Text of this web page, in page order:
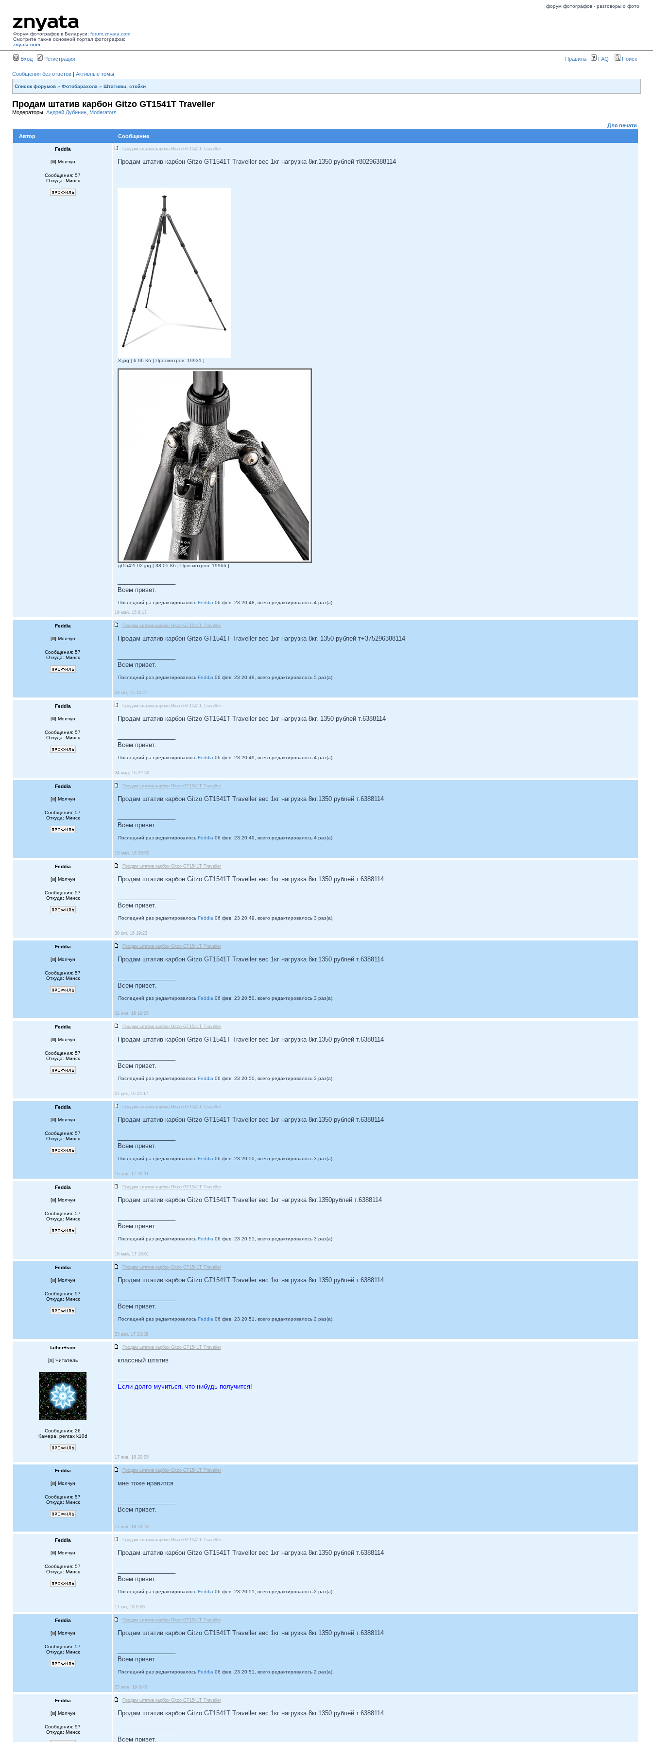
форум фотографов - разговоры о фото
Форум фотографов в Беларуси: forum.znyata.com
Смотрите также основной портал фотографов:
znyata.com
Вход Регистрация Правила FAQ Поиск
Сообщения без ответов | Активные темы
Список форумов » Фотобарахола » Штативы, стойки
Продам штатив карбон Gitzo GT1541T Traveller
Модераторы: Андрей Дубинин Moderators
Для печати
Автор
Сообщение
Feddia Продам штатив карбон Gitzo GT1541T Traveller
[ ] Молчун
Сообщения: 57
Откуда: Минск
Продам штатив карбон Gitzo GT1541T Traveller вес 1кг нагрузка 8кг.1350 рублей т80296388114
3.jpg [ 6.96 Кб | Просмотров: 19931 ]
gt1542t 02.jpg [ 38.05 Кб | Просмотров: 19966 ]
Всем привет.
Последний раз редактировалось Feddia 06 фев, 23 20:48, всего редактировалось 4 раз(а).
19 май, 15 8:17
Feddia Продам штатив карбон Gitzo GT1541T Traveller
[ ] Молчун
Сообщения: 57
Откуда: Минск
Продам штатив карбон Gitzo GT1541T Traveller вес 1кг нагрузка 8кг. 1350 рублей т+375296388114
Всем привет.
Последний раз редактировалось Feddia 06 фев, 23 20:49, всего редактировалось 5 раз(а).
23 окт, 15 14:27
Feddia Продам штатив карбон Gitzo GT1541T Traveller
[ ] Молчун
Сообщения: 57
Откуда: Минск
Продам штатив карбон Gitzo GT1541T Traveller вес 1кг нагрузка 8кг. 1350 рублей т.6388114
Всем привет.
Последний раз редактировалось Feddia 06 фев, 23 20:49, всего редактировалось 4 раз(а).
24 мар, 16 22:50
Feddia Продам штатив карбон Gitzo GT1541T Traveller
[ ] Молчун
Сообщения: 57
Откуда: Минск
Продам штатив карбон Gitzo GT1541T Traveller вес 1кг нагрузка 8кг.1350 рублей т.6388114
Всем привет.
Последний раз редактировалось Feddia 06 фев, 23 20:49, всего редактировалось 4 раз(а).
15 май, 16 20:50
Feddia Продам штатив карбон Gitzo GT1541T Traveller
[ ] Молчун
Сообщения: 57
Откуда: Минск
Продам штатив карбон Gitzo GT1541T Traveller вес 1кг нагрузка 8кг.1350 рублей т.6388114
Всем привет.
Последний раз редактировалось Feddia 06 фев, 23 20:49, всего редактировалось 3 раз(а).
30 окт, 16 19:23
Feddia Продам штатив карбон Gitzo GT1541T Traveller
[ ] Молчун
Сообщения: 57
Откуда: Минск
Продам штатив карбон Gitzo GT1541T Traveller вес 1кг нагрузка 8кг.1350 рублей т.6388114
Всем привет.
Последний раз редактировалось Feddia 06 фев, 23 20:50, всего редактировалось 3 раз(а).
02 ноя, 16 19:25
Feddia Продам штатив карбон Gitzo GT1541T Traveller
[ ] Молчун
Сообщения: 57
Откуда: Минск
Продам штатив карбон Gitzo GT1541T Traveller вес 1кг нагрузка 8кг.1350 рублей т.6388114
Всем привет.
Последний раз редактировалось Feddia 06 фев, 23 20:50, всего редактировалось 3 раз(а).
07 дек, 16 22:17
Feddia Продам штатив карбон Gitzo GT1541T Traveller
[ ] Молчун
Сообщения: 57
Откуда: Минск
Продам штатив карбон Gitzo GT1541T Traveller вес 1кг нагрузка 8кг.1350 рублей т.6388114
Всем привет.
Последний раз редактировалось Feddia 06 фев, 23 20:50, всего редактировалось 3 раз(а).
16 апр, 17 20:31
Feddia Продам штатив карбон Gitzo GT1541T Traveller
[ ] Молчун
Сообщения: 57
Откуда: Минск
Продам штатив карбон Gitzo GT1541T Traveller вес 1кг нагрузка 8кг.1350рублей т.6388114
Всем привет.
Последний раз редактировалось Feddia 06 фев, 23 20:51, всего редактировалось 3 раз(а).
16 май, 17 18:01
Feddia Продам штатив карбон Gitzo GT1541T Traveller
[ ] Молчун
Сообщения: 57
Откуда: Минск
Продам штатив карбон Gitzo GT1541T Traveller вес 1кг нагрузка 8кг.1350 рублей т.6388114
Всем привет.
Последний раз редактировалось Feddia 06 фев, 23 20:51, всего редактировалось 2 раз(а).
23 дек, 17 23:39
father+son Продам штатив карбон Gitzo GT1541T Traveller
[ ] Читатель
Сообщения: 26
Камера: pentax k10d
классный штатив
Если долго мучиться, что нибудь получится!
17 янв, 18 20:05
Feddia Продам штатив карбон Gitzo GT1541T Traveller
[ ] Молчун
Сообщения: 57
Откуда: Минск
мне тоже нравится
Всем привет.
17 янв, 18 23:18
Feddia Продам штатив карбон Gitzo GT1541T Traveller
[ ] Молчун
Сообщения: 57
Откуда: Минск
Продам штатив карбон Gitzo GT1541T Traveller вес 1кг нагрузка 8кг.1350 рублей т.6388114
Всем привет.
Последний раз редактировалось Feddia 06 фев, 23 20:51, всего редактировалось 2 раз(а).
17 окт, 18 9:06
Feddia Продам штатив карбон Gitzo GT1541T Traveller
[ ] Молчун
Сообщения: 57
Откуда: Минск
Продам штатив карбон Gitzo GT1541T Traveller вес 1кг нагрузка 8кг.1350 рублей т.6388114
Всем привет.
Последний раз редактировалось Feddia 06 фев, 23 20:51, всего редактировалось 2 раз(а).
23 июн, 19 8:40
Feddia Продам штатив карбон Gitzo GT1541T Traveller
[ ] Молчун
Сообщения: 57
Откуда: Минск
Продам штатив карбон Gitzo GT1541T Traveller вес 1кг нагрузка 8кг.1350 рублей т.6388114
Всем привет.